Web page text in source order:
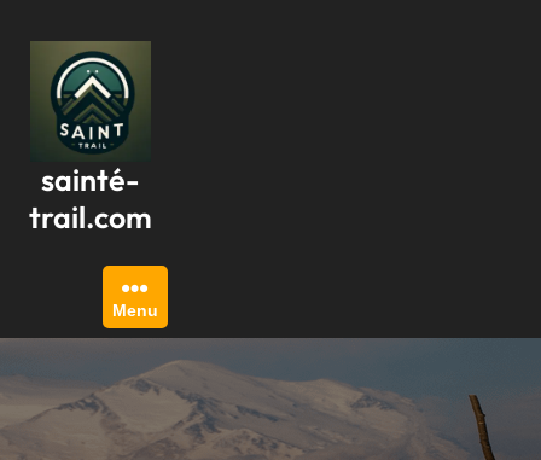
contenu
sainté-
trail.com
Menu